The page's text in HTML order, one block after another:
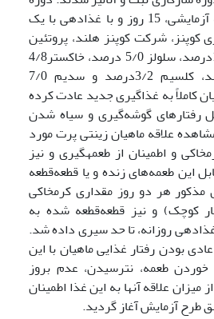
سازگاری پیش از تغذیه آزمایشی، 15 روز و با غذادهی با یک
کوپنز، شرکت کوپنز هلند، پروتئین
56 درصد، چربی خام 15درصد، سلولز 5/0 درصد، خاکستر4/8
درصد، فسفر 4/1درصد، کلسیم 3/2درصد و سدیم 7/0
کاملاً به غذاگیری جدید عادت کرده
رفتارهای گوشه‌گیری و سیاه شدن
علاقه ماهیان زینتی پرت مورد
و اطمینان از طعمه­گیری و نیز
این طعمه‌های زنده و یا قطعه‌قطعه
مذکور هر دو روز مقداری کرم­خاکی
کوچک) و نیز قطعه‌قطعه شده به
روزانه، تا حد سیری داده شد.
بودن رفتار غذایی ماهیان با این
خوردن طعمه، نترسیدن، عدم بروز
میزان علاقه آنها به این غذا اطمینان
طرح آزمایش آغاز گردید.